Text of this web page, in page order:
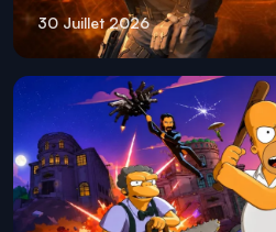
30 Juillet 2026